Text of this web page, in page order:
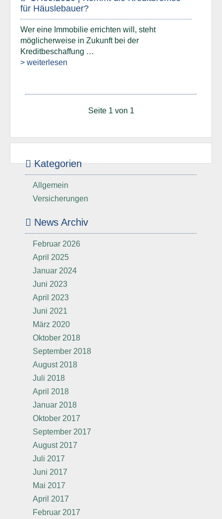
für Häuslebauer?
Wer eine Immobilie errichten will, steht
möglicherweise in Zukunft bei der
Kreditbeschaffung …
> weiterlesen
Seite 1 von 1
Kategorien
Allgemein
Versicherungen
News Archiv
Februar 2026
April 2025
Januar 2024
Juni 2023
April 2023
Juni 2021
März 2020
Oktober 2018
September 2018
August 2018
Juli 2018
April 2018
Januar 2018
Oktober 2017
September 2017
August 2017
Juli 2017
Juni 2017
Mai 2017
April 2017
Februar 2017